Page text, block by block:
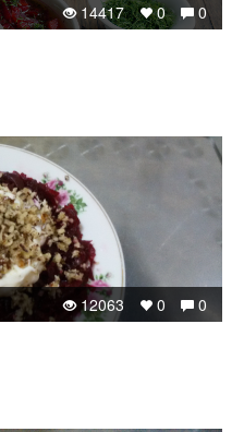
0
0
14417
0
0
12063